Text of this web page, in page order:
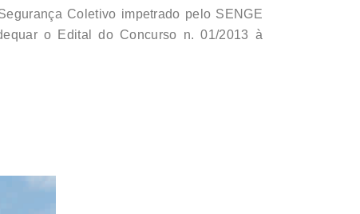
Coletivo impetrado pelo SENGE
o Edital do Concurso n. 01/2013 à